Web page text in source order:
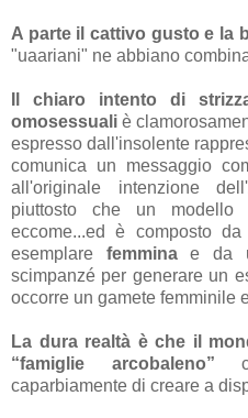
A parte il cattivo gusto e la
"uaariani" ne abbiano
Il chiaro intento di
omosessualiè
espresso dall'insolente
comunica un messaggio
all'originale intenzione
piuttosto che un modello
eccome...ed è composto
esemplare femminae da
scimpanzé per generare un
occorre un gamete femminile
La dura realtà è che il
“famiglie arcobaleno”
caparbiamente di creare a